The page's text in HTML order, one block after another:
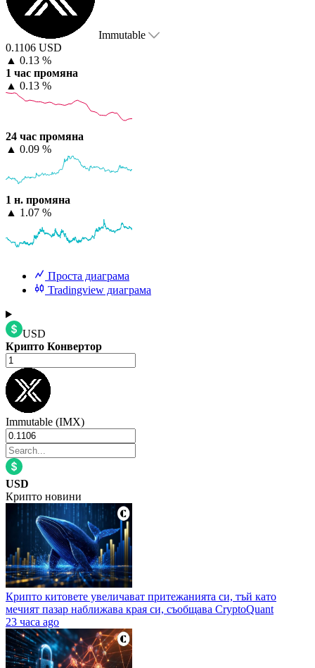
Immutable
0.1106 USD
▲ 0.13 %
1 час промяна
▲ 0.13 %
24 час промяна
▲ 0.09 %
1 н. промяна
▲ 1.07 %
Проста диаграма
Tradingview диаграма
USD
Крипто Конвертор
Immutable (IMX)
USD
Крипто новини
Крипто китовете увеличават притежанията си, тъй като
мечият пазар наближава края си, съобщава CryptoQuant
23 часа ago